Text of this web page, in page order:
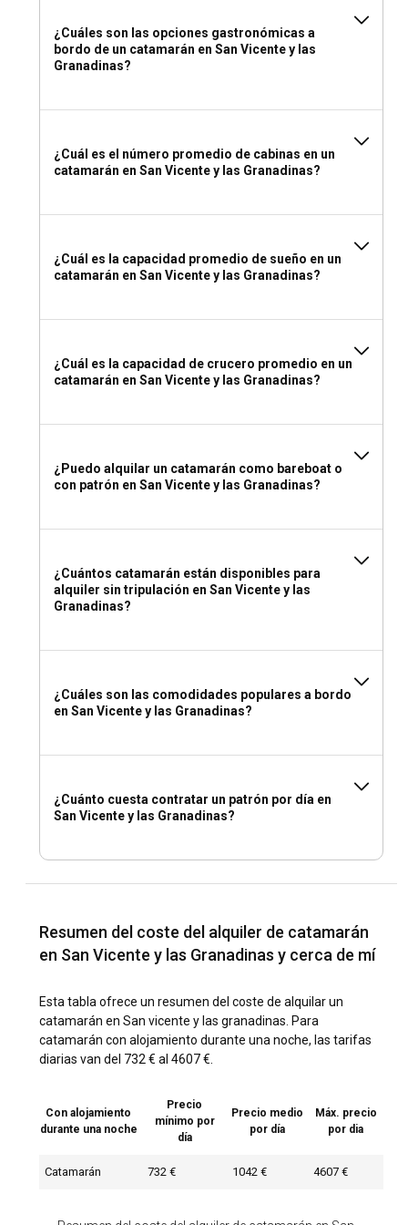
por las aguas azules por ti mismo, un alquiler de catamarán
sin patrón en San Vicente y las Granadinas sería una opción
ideal. Sin embargo, si prefieres una experiencia de
¿Debería alquilar un catamarán en San Vicente y
las Granadinas con o sin tripulación?
proporcionará una experiencia de navegación de lujo todo
miembros de la tripulación también pueden impartir
valiosos conocimientos locales, enriqueciendo tu viaje por el
¿Qué licencia necesito para alquilar un catamarán
en San Vicente y las Granadinas?
¿Qué empacar para un alquiler de catamarán en
Al empacar para tu alquiler, prioriza el equipo de protección
caminatas y estuches impermeables para electrónicos. El
equipo de buceo y pesca también puede mejorar tu viaje en
catamarán.
¿Cuáles son las opciones gastronómicas a
bordo de un catamarán en San Vicente y las
Granadinas?
¿Cuál es el número promedio de cabinas en un
catamarán en San Vicente y las Granadinas?
¿Cuál es la capacidad promedio de sueño en un
catamarán en San Vicente y las Granadinas?
¿Cuál es la capacidad de crucero promedio en un
catamarán en San Vicente y las Granadinas?
¿Puedo alquilar un catamarán como bareboat o
con patrón en San Vicente y las Granadinas?
¿Cuántos catamarán están disponibles para
alquiler sin tripulación en San Vicente y las
Granadinas?
¿Cuáles son las comodidades populares a bordo
en San Vicente y las Granadinas?
¿Cuánto cuesta contratar un patrón por día en
San Vicente y las Granadinas?
Resumen del coste del alquiler de catamarán
en San Vicente y las Granadinas y cerca de mí
Esta tabla ofrece un resumen del coste de alquilar un
catamarán en San vicente y las granadinas. Para
catamarán con alojamiento durante una noche, las tarifas
diarias van del 732 € al 4607 €.
Con alojamiento
durante una noche
Precio
mínimo por
día
Precio medio
por día
Máx. precio
por dia
Catamarán 732 € 1042 € 4607 €